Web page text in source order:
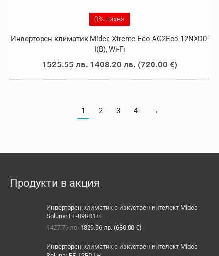
0% лихва
Инверторен климатик Midea Xtreme Eco AG2Eco-12NXD0-
I(B), Wi-Fi
1525.55лв. Original
price
1525.55 лв..
1408.20 лв.Текущата
цена
1408.20 лв..
(720.00 €)
1 2 3 4 →
Продукти в акция
Инверторен климатик с изкуствен интелект Midea
Solunar EF-09RD1H
1427.76лв. Original
was:
1427.76 лв..
1329.96 лв. Текущата
е:
(680.00 €)
Инверторен климатик с изкуствен интелект Midea